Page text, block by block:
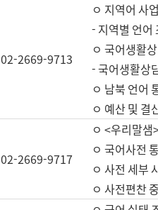
02-2669-9713
ㅇ 지역어 사
- 지역별 언어
ㅇ 국어생활
- 국어생활상
ㅇ 남북 언어
ㅇ 예산 및
02-2669-9717
ㅇ <우리말샘
ㅇ 국어사전
ㅇ 사전 세부
ㅇ 사전편찬